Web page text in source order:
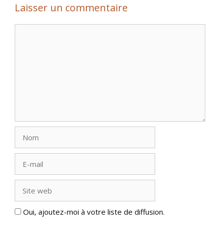
Laisser un commentaire
mail
web
Oui, ajoutez-moi à votre liste de diffusion.